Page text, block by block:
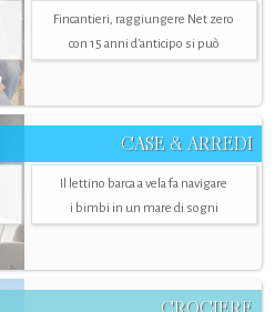
Fincantieri, raggiungere Net zero
con 15 anni d'anticipo si può
CASE & ARREDI
Il lettino barca a vela fa navigare
i bimbi in un mare di sogni